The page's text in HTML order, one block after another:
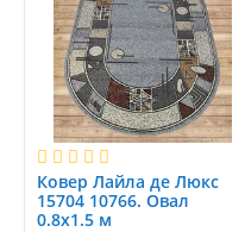
Ковер Лайла де Люкс
15704 10766. Овал
0.8x1.5 м